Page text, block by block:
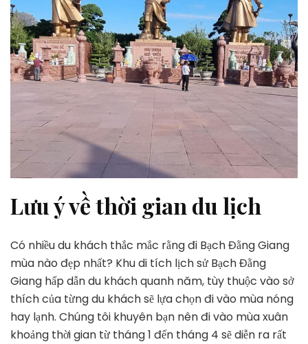
Lưu ý về thời gian du lịch
Có nhiều du khách thắc mắc rằng đi Bạch Đằng Giang
mùa nào đẹp nhất? Khu di tích lịch sử Bạch Đằng
Giang hấp dẫn du khách quanh năm, tùy thuộc vào sở
thích của từng du khách sẽ lựa chọn đi vào mùa nóng
hay lạnh. Chúng tôi khuyên bạn nên đi vào mùa xuân
khoảng thời gian từ tháng 1 đến tháng 4 sẽ diễn ra rất